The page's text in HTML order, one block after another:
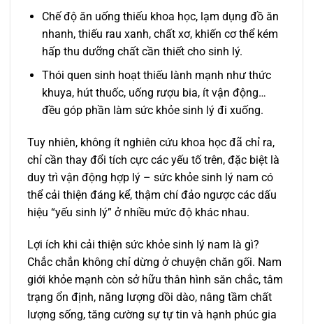
Chế độ ăn uống thiếu khoa học, lạm dụng đồ ăn
nhanh, thiếu rau xanh, chất xơ, khiến cơ thể kém
hấp thu dưỡng chất cần thiết cho sinh lý.
Thói quen sinh hoạt thiếu lành mạnh như thức
khuya, hút thuốc, uống rượu bia, ít vận động…
đều góp phần làm sức khỏe sinh lý đi xuống.
Tuy nhiên, không ít nghiên cứu khoa học đã chỉ ra,
chỉ cần thay đổi tích cực các yếu tố trên, đặc biệt là
duy trì vận động hợp lý – sức khỏe sinh lý nam có
thể cải thiện đáng kể, thậm chí đảo ngược các dấu
hiệu “yếu sinh lý” ở nhiều mức độ khác nhau.
Lợi ích khi cải thiện sức khỏe sinh lý nam là gì?
Chắc chắn không chỉ dừng ở chuyện chăn gối. Nam
giới khỏe mạnh còn sở hữu thân hình săn chắc, tâm
trạng ổn định, năng lượng dồi dào, nâng tầm chất
lượng sống, tăng cường sự tự tin và hạnh phúc gia